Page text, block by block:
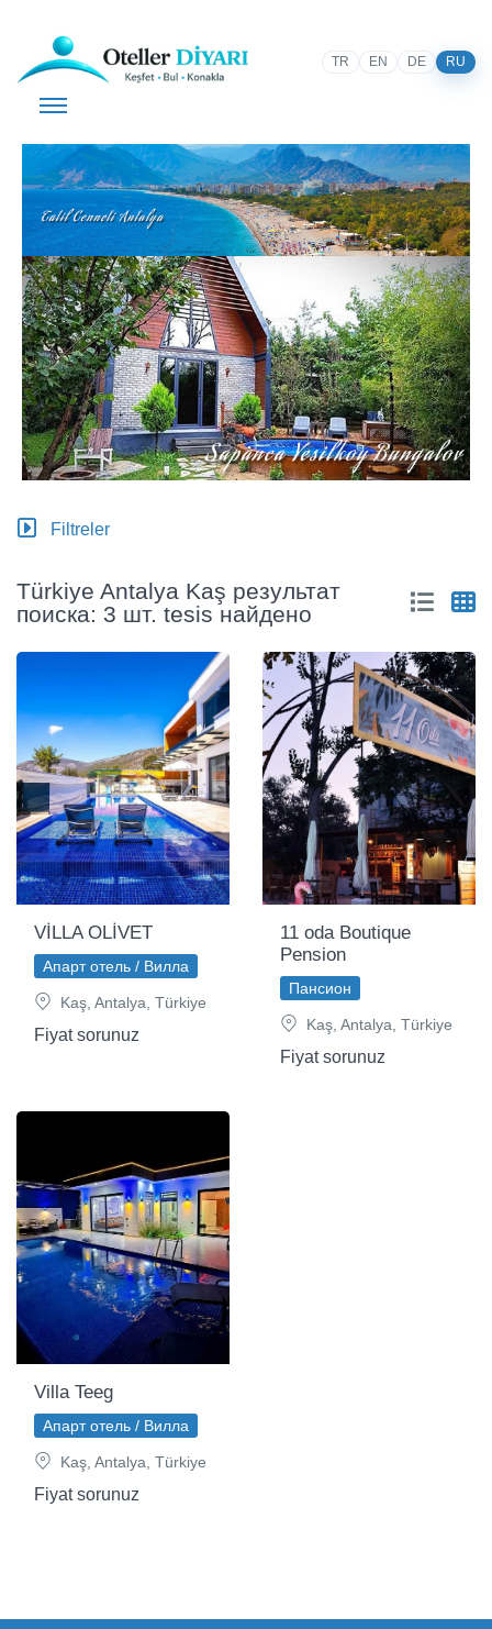
TR EN DE RU
Filtreler
Türkiye Antalya Kaş результат
поиска: 3 шт. tesis найдено
VİLLA OLİVET
Апарт отель / Вилла
Kaş, Antalya, Türkiye
Fiyat sorunuz
11 oda Boutique
Pension
Пансион
Kaş, Antalya, Türkiye
Fiyat sorunuz
Villa Teeg
Апарт отель / Вилла
Kaş, Antalya, Türkiye
Fiyat sorunuz